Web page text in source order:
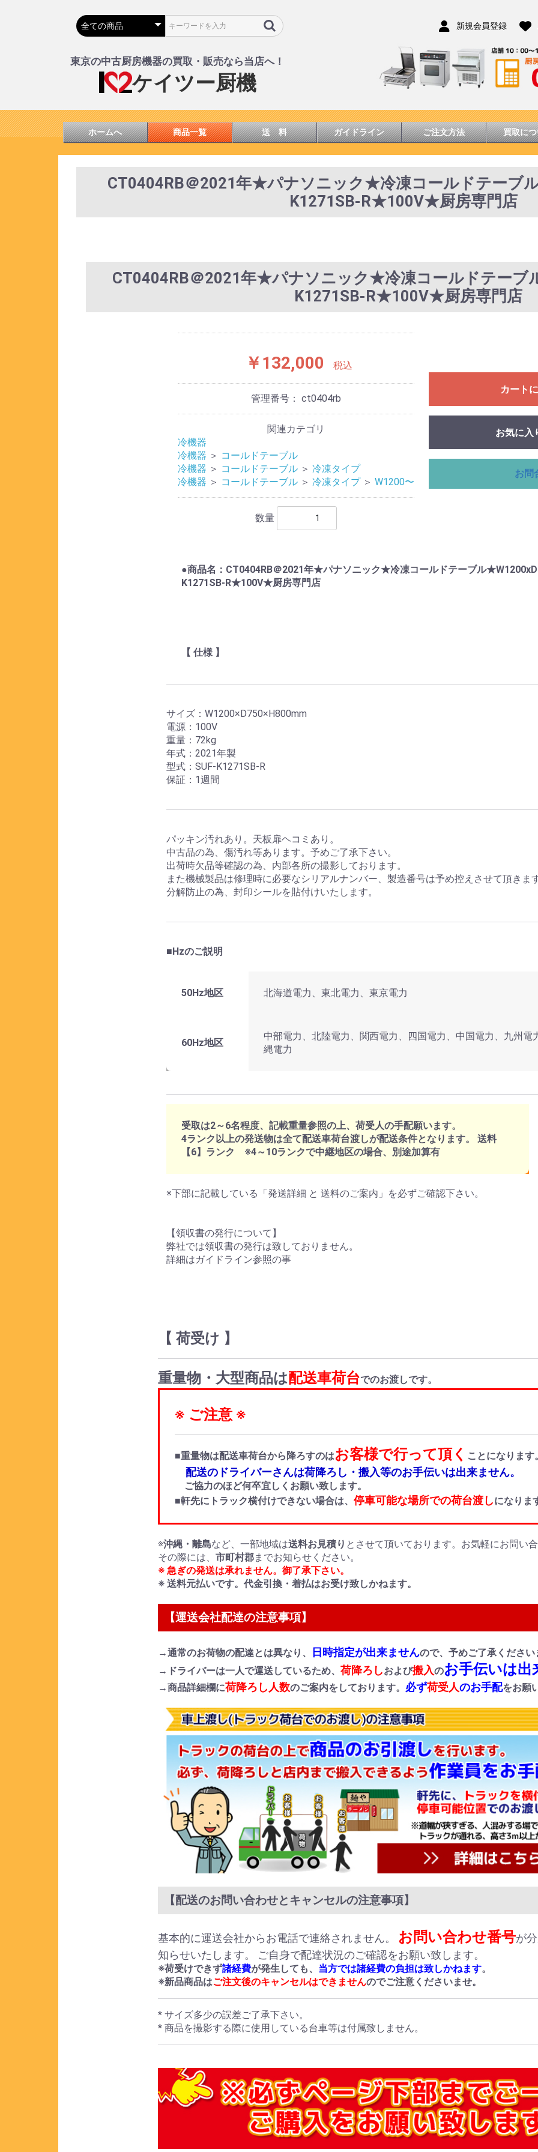
新規会員登録
東京の中古厨房機器の買取・販売なら当店へ！
ケイツー厨機
ホームへ 商品一覧 送 料 ガイドライン ご注文方法 買取に
CT0404RB＠2021年★パナソニック★冷凍コールドテーブ
K1271SB-R★100V★厨房専門店
CT0404RB＠2021年★パナソニック★冷凍コールドテーブ
K1271SB-R★100V★厨房専門店
￥132,000 税込
管理番号： ct0404rb
関連カテゴリ
冷機器
冷機器 ＞ コールドテーブル
冷機器 ＞ コールドテーブル ＞ 冷凍タイプ
冷機器 ＞ コールドテーブル ＞ 冷凍タイプ ＞ W1200〜
数量
カート
お気に入
お問
●商品名：CT0404RB＠2021年★パナソニック★冷凍コールドテーブル
K1271SB-R★100V★厨房専門店
【 仕様 】
サイズ：W1200×D750×H800mm
電源：100V
重量：72kg
年式：2021年製
型式：SUF-K1271SB-R
保証：1週間
パッキン汚れあり。天板扉ヘコミあり。
中古品の為、傷汚れ等あります。予めご了承下さい。
出荷時欠品等確認の為、内部各所の撮影しております。
また機械製品は修理時に必要なシリアルナンバー、製造番号は予め控えさせて頂きます
分解防止の為、封印シールを貼付けいたします。
■Hzのご説明
50Hz地区 北海道電力、東北電力、東京電力
60Hz地区
中部電力、北陸電力、関西電力、四国電力、中国電力、九州電
縄電力
受取は2～6名程度、記載重量参照の上、荷受人の手配願います。
4ランク以上の発送物は全て配送車荷台渡しが配送条件となります。 送料
【6】ランク ※4～10ランクで中継地区の場合、別途加算有
※下部に記載している「発送詳細 と 送料のご案内」を必ずご確認下さい。
【領収書の発行について】
弊社では領収書の発行は致しておりません。
詳細はガイドライン参照の事
【 荷受け 】
重量物・大型商品は配送車荷台でのお渡しです。
※ ご注意 ※
■重量物は配送車荷台から降ろすのはお客様で行って頂く ことになります。
配送のドライバーさんは荷降ろし・搬入等のお手伝いは出来ません。
ご協力のほど何卒宜しくお願い致します。
■軒先にトラック横付けできない場合は、停車可能な場所での荷台渡しになりま
※沖縄・離島など、一部地域は送料お見積り とさせて頂いております。お気軽にお問い
その際には、市町村郡までお知らせください。
※ 急ぎの発送は承れません。御了承下さい。
※ 送料元払いです。代金引換・着払はお受け致しかねます。
【運送会社配達の注意事項】
→通常のお荷物の配達とは異なり、 日時指定が出来ませんので、予めご了承ください
→ドライバーは一人で運送しているため、荷降ろしおよび搬入のお手伝いは出
→商品詳細欄に荷降ろし人数のご案内をしております。 必ず荷受人のお手配をお願
【配送のお問い合わせとキャンセルの注意事項】
基本的に運送会社からお電話で連絡されません。 お問い合わせ番号が
知らせいたします。 ご自身で配達状況のご確認をお願い致します。
※荷受けできず諸経費が発生しても、 当方では諸経費の負担は致しかねます。
※新品商品はご注文後のキャンセルはできませんのでご注意くださいませ。
* サイズ多少の誤差ご了承下さい。
* 商品を撮影する際に使用している台車等は付属致しません。